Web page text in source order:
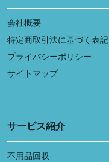
会社概要
特定商取引法に基づく表記
プライバシーポリシー
サイトマップ
サービス紹介
不用品回収